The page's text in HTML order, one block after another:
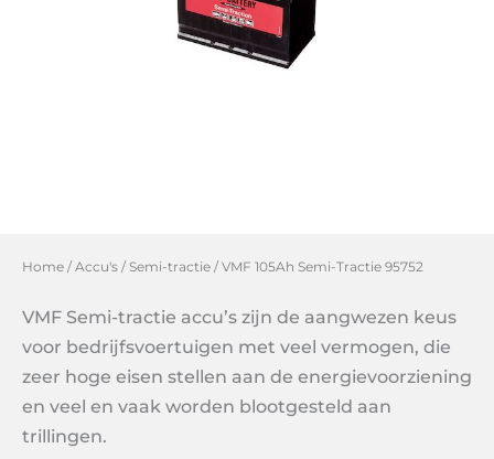
Home /Accu's / Semi-tractie / VMF 105Ah Semi-Tractie 95752
VMF Semi-tractie accu’s zijn de aangwezen keus
voor bedrijfsvoertuigen met veel vermogen, die
zeer hoge eisen stellen aan de energievoorziening
en veel en vaak worden blootgesteld aan
trillingen.